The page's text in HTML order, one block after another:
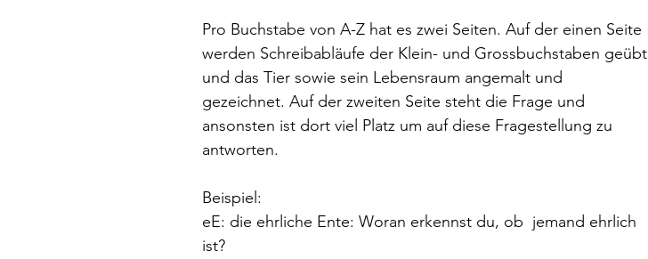
Pro Buchstabe von A-Z hat es zwei Seiten. Auf der einen Seite
werden Schreibabläufe der Klein- und Grossbuchstaben geübt
und das Tier sowie sein Lebensraum angemalt und
gezeichnet. Auf der zweiten Seite steht die Frage und
ansonsten ist dort viel Platz um auf diese Fragestellung zu
antworten.
Beispiel:
eE: die ehrliche Ente: Woran erkennst du, ob jemand ehrlich
ist?